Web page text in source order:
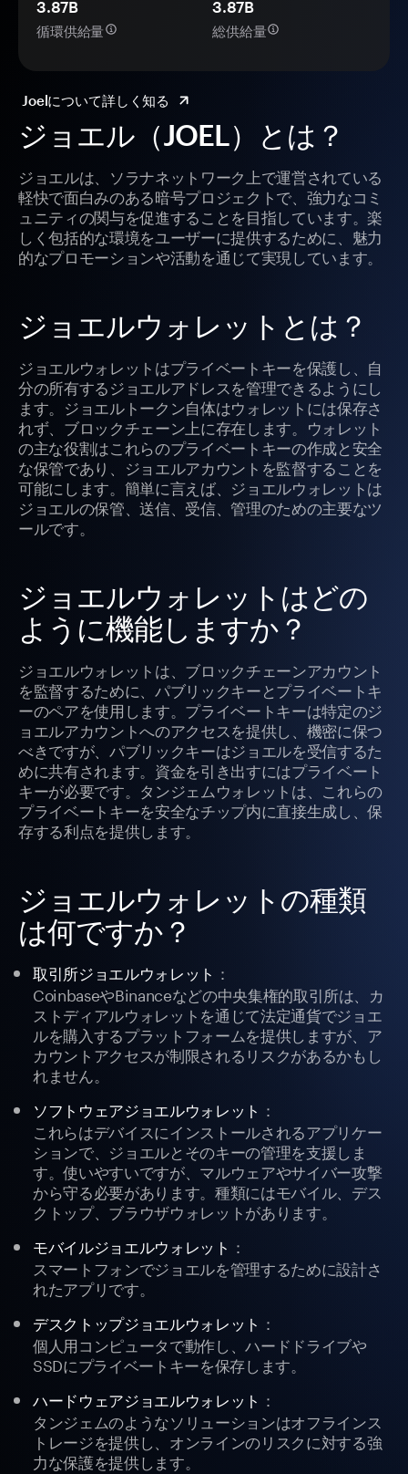
ジョエル（JOEL）とは？
ジョエルは、ソラナネットワーク上で運営されている
軽快で面白みのある暗号プロジェクトで、強力なコミ
ュニティの関与を促進することを目指しています。楽
しく包括的な環境をユーザーに提供するために、魅力
的なプロモーションや活動を通じて実現しています。
ジョエルウォレットとは？
ジョエルウォレットはプライベートキーを保護し、自
分の所有するジョエルアドレスを管理できるようにし
ます。ジョエルトークン自体はウォレットには保存さ
れず、ブロックチェーン上に存在します。ウォレット
の主な役割はこれらのプライベートキーの作成と安全
な保管であり、ジョエルアカウントを監督することを
可能にします。簡単に言えば、ジョエルウォレットは
ジョエルの保管、送信、受信、管理のための主要なツ
ールです。
ジョエルウォレットはどの
ように機能しますか？
ジョエルウォレットは、ブロックチェーンアカウント
を監督するために、パブリックキーとプライベートキ
ーのペアを使用します。プライベートキーは特定のジ
ョエルアカウントへのアクセスを提供し、機密に保つ
べきですが、パブリックキーはジョエルを受信するた
めに共有されます。資金を引き出すにはプライベート
キーが必要です。タンジェムウォレットは、これらの
プライベートキーを安全なチップ内に直接生成し、保
存する利点を提供します。
ジョエルウォレットの種類
は何ですか？
取引所ジョエルウォレット ：
CoinbaseやBinanceなどの中央集権的取引所は、カ
ストディアルウォレットを通じて法定通貨でジョエ
ルを購入するプラットフォームを提供しますが、ア
カウントアクセスが制限されるリスクがあるかもし
れません。
ソフトウェアジョエルウォレット ：
これらはデバイスにインストールされるアプリケー
ションで、ジョエルとそのキーの管理を支援しま
す。使いやすいですが、マルウェアやサイバー攻撃
から守る必要があります。種類にはモバイル、デス
クトップ、ブラウザウォレットがあります。
モバイルジョエルウォレット ：
スマートフォンでジョエルを管理するために設計さ
れたアプリです。
デスクトップジョエルウォレット ：
個人用コンピュータで動作し、ハードドライブや
SSDにプライベートキーを保存します。
ハードウェアジョエルウォレット ：
タンジェムのようなソリューションはオフラインス
トレージを提供し、オンラインのリスクに対する強
力な保護を提供します。
3.87B
循環供給量
3.87B
総供給量
Joelについて詳しく知る